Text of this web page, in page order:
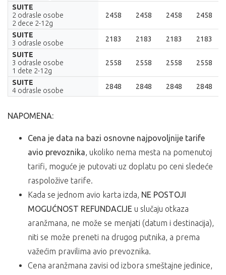
SUITE
2 odrasle osobe
2 dece 2-12g
2458 2458 2458 2458
SUITE
3 odrasle osobe
2183 2183 2183
2183
SUITE
3 odrasle osobe
1 dete 2-12g
2558 2558 2558 2558
SUITE
4 odrasle osobe
2848 2848 2848 2848
NAPOMENA:
Cena je data na bazi osnovne najpovoljnije tarife
avio prevoznika, ukoliko nema mesta na pomenutoj
tarifi, moguće je putovati uz doplatu po ceni sledeće
raspoložive tarife.
Kada se jednom avio karta izda, NE POSTOJI
MOGUĆNOST REFUNDACIJE u slučaju otkaza
aranžmana, ne može se menjati (datum i destinacija),
niti se može preneti na drugog putnika, a prema
važećim pravilima avio prevoznika.
Cena aranžmana zavisi od izbora smeštajne jedinice,